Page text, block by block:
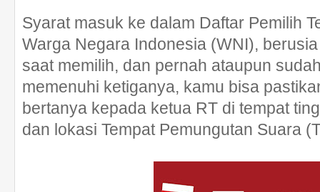
Syarat masuk ke dalam Daftar Pemilih
Warga Negara Indonesia (WNI),
saat memilih, dan pernah ataupun
memenuhi ketiganya, kamu bisa
bertanya kepada ketua RT di tempat
dan lokasi Tempat Pemungutan Suara